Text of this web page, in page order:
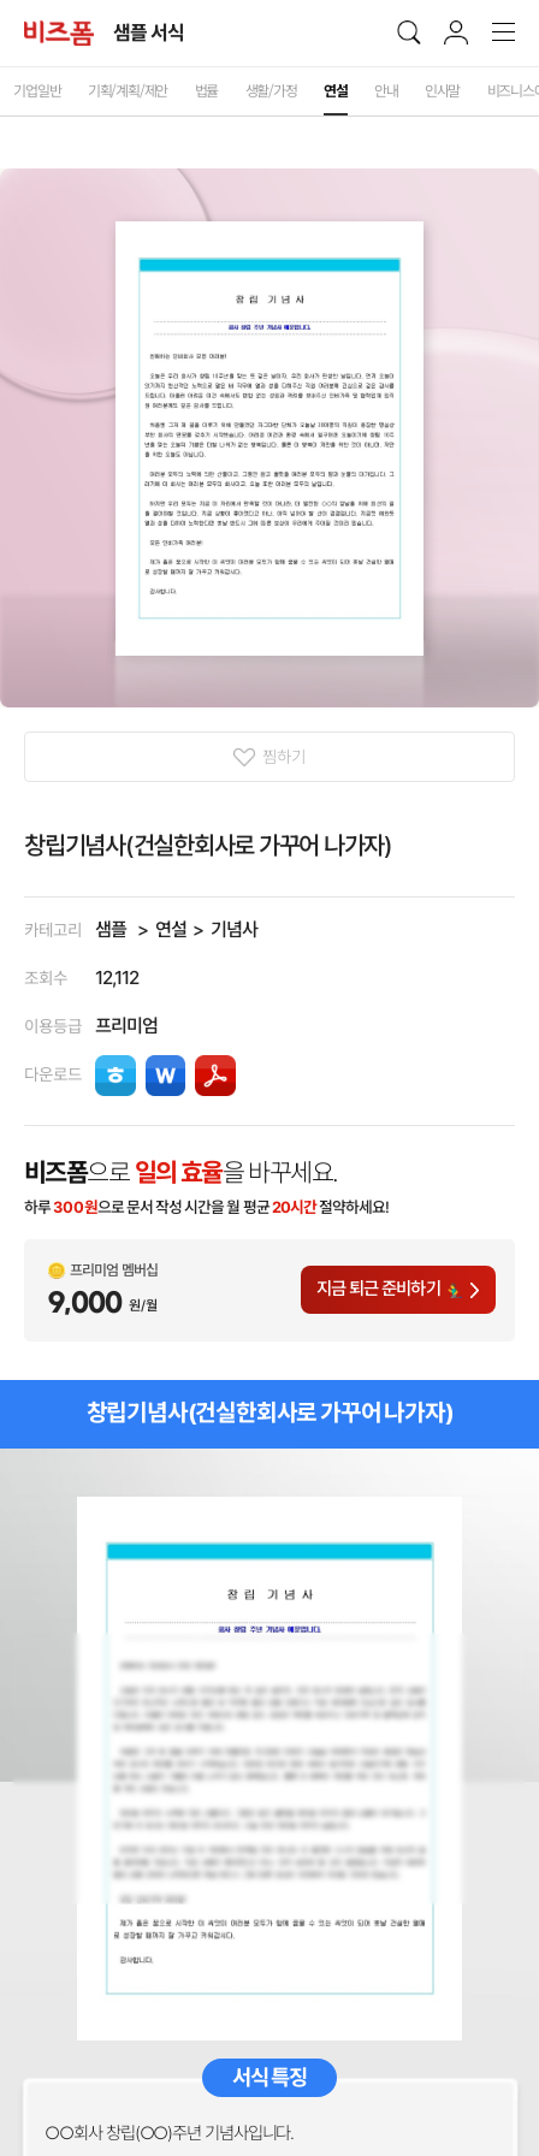
샘플 서식
기업일반 기획/계획/제안 법률 생활/가정 연설 안내 인사말 비즈니스
찜하기
창립기념사(건실한회사로 가꾸어 나가자)
카테고리 샘플 연설 기념사
조회수 12,112
이용등급 프리미엄
다운로드
비즈폼으로 일의 효율을 바꾸세요.
하루300원으로 문서 작성 시간을 월 평균20시간절약하세요!
프리미엄 멤버십
9,000 원/월
지금 퇴근 준비하기
창립기념사(건실한회사로 가꾸어 나가자)
서식 특징
○○회사 창립(○○)주년 기념사입니다.